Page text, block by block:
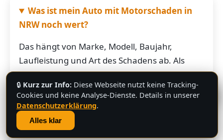
Was ist mein Auto mit Motorschaden in
NRW noch wert?
Das hängt von Marke, Modell, Baujahr,
Laufleistung und Art des Schadens ab. Als
grobe Richtung: Fahrzeuge mit Motorschaden
bringen je nach Restwert der Karosserie und
der Teile oft noch mehrere hundert bis
mehrere tausend Euro. Schicken Sie uns die
Fahrzeugdaten – Sie bekommen von uns eine
💬
🔒 Kurz zur Info: Diese Webseite nutzt keine Tracking-
Cookies und keine Analyse-Dienste. Details in unserer
Datenschutzerklärung.
Alles klar